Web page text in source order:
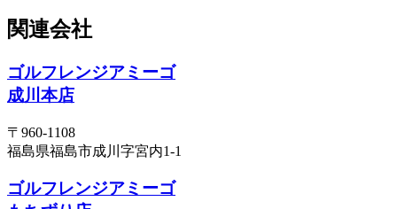
関連会社
ゴルフレンジアミーゴ
成川本店
〒960-1108
福島県福島市成川字宮内1-1
ゴルフレンジアミーゴ